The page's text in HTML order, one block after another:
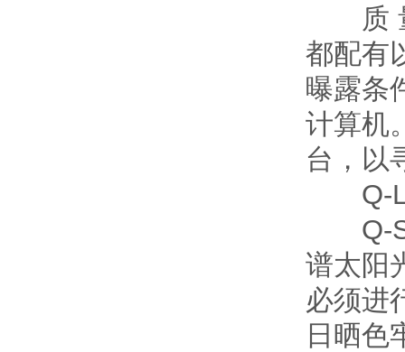
质 量
都配有
曝露条
计算机
台，以
Q-
Q-
谱太阳
必须进
日晒色